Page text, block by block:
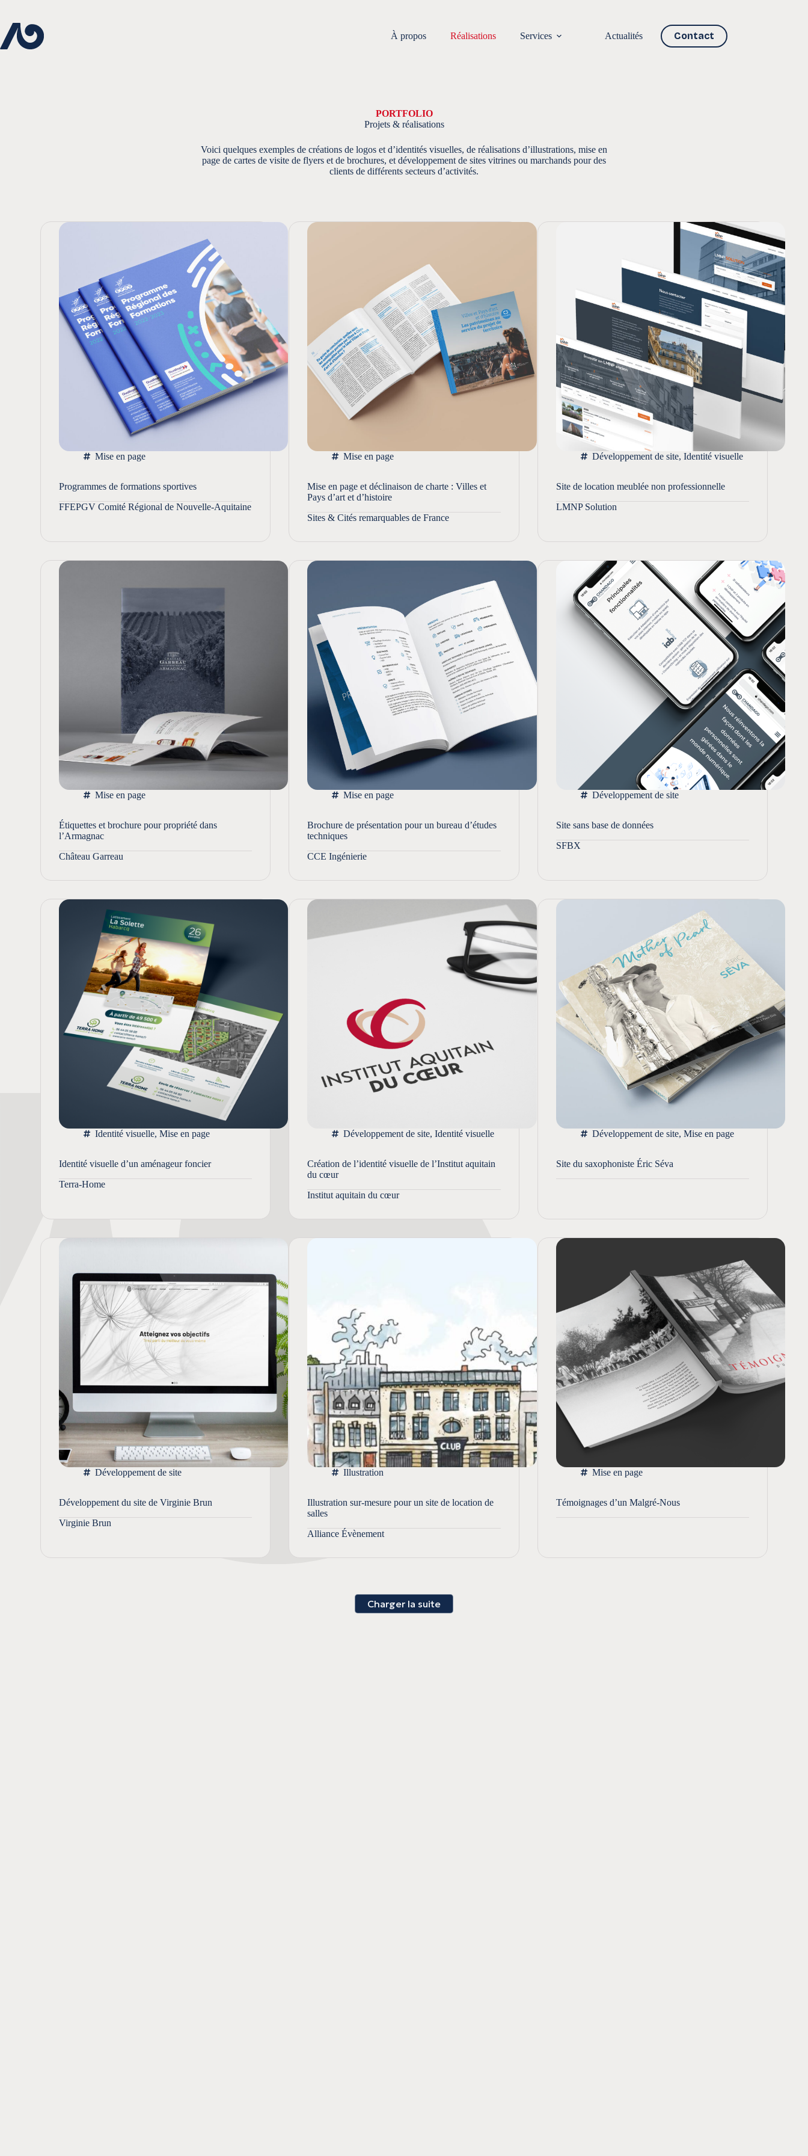
contenu
À propos
Réalisations Services Actualités Contact
PORTFOLIO
Projets & réalisations
Voici quelques exemples de créations de logos et d’identités visuelles, de réalisations d’illustrations, mise en
page de cartes de visite de flyers et de brochures, et développement de sites vitrines ou marchands pour des
clients de différents secteurs d’activités.
Mise en page
Programmes de formations sportives
FFEPGV Comité Régional de Nouvelle-Aquitaine
Mise en page
Mise en page et déclinaison de charte : Villes et
Pays d’art et d’histoire
Sites & Cités remarquables de France
Développement de site, Identité visuelle
Site de location meublée non professionnelle
LMNP Solution
Mise en page
Étiquettes et brochure pour propriété dans
l’Armagnac
Château Garreau
Mise en page
Brochure de présentation pour un bureau d’études
techniques
CCE Ingénierie
Développement de site
Site sans base de données
SFBX
Identité visuelle,Mise en page
Identité visuelle d’un aménageur foncier
Terra-Home
Développement de site,Identité visuelle
Création de l’identité visuelle de l’Institut aquitain
du cœur
Institut aquitain du cœur
Développement de site, Mise en page
Site du saxophoniste Éric Séva
Développement de site
Développement du site de Virginie Brun
Virginie Brun
Illustration
Illustration sur-mesure pour un site de location de
salles
Alliance Évènement
Mise en page
Témoignages d’un Malgré-Nous
Charger la suite